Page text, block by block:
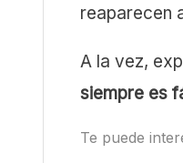
reaparecen
A la vez,
siempre es
Te puede